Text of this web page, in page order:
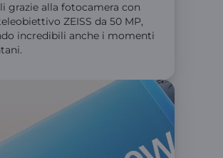
grazie alla fotocamera con
ZEISS da 50 MP,
incredibili anche i momenti